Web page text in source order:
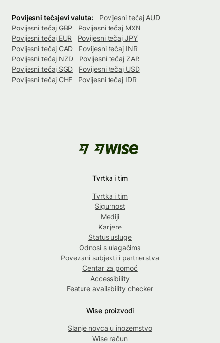
Povijesni tečajevi valuta:
Povijesni tečaj AUD
Povijesni tečaj GBP
Povijesni tečaj MXN
Povijesni tečaj EUR
Povijesni tečaj JPY
Povijesni tečaj CAD
Povijesni tečaj INR
Povijesni tečaj NZD
Povijesni tečaj ZAR
Povijesni tečaj SGD
Povijesni tečaj USD
Povijesni tečaj CHF
Povijesni tečaj IDR
Tvrtka i tim
Tvrtka i tim
Sigurnost
Mediji
Karijere
Status usluge
Odnosi s ulagačima
Povezani subjekti i partnerstva
Centar za pomoć
Accessibility
Feature availability checker
Wise proizvodi
Slanje novca u inozemstvo
Wise račun